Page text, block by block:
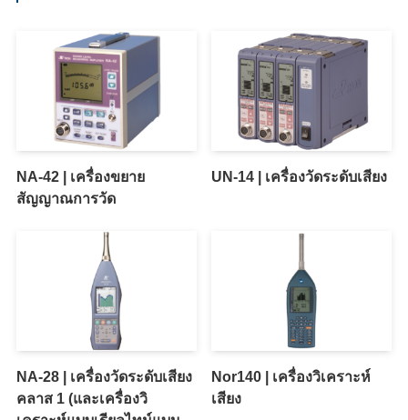
NA-42 | เครื่องขยาย
สัญญาณการวัด
UN-14 | เครื่องวัดระดับเสียง
NA-28 | เครื่องวัดระดับเสียง
คลาส 1 (และเครื่องวิ
Nor140 | เครื่องวิเคราะห์
เสียง